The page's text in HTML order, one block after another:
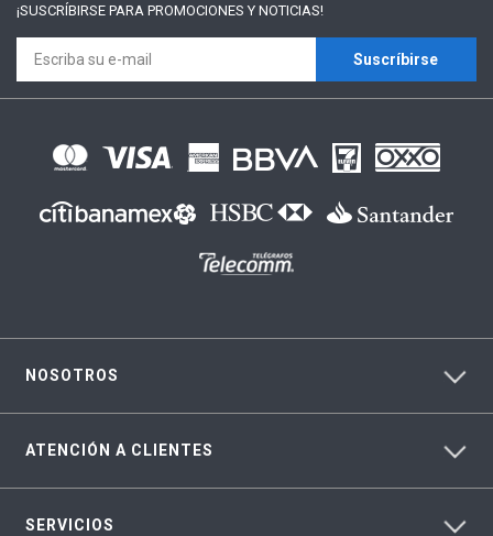
¡SUSCRÍBIRSE PARA PROMOCIONES Y NOTICIAS!
Suscríbirse
NOSOTROS
ATENCIÓN A CLIENTES
SERVICIOS